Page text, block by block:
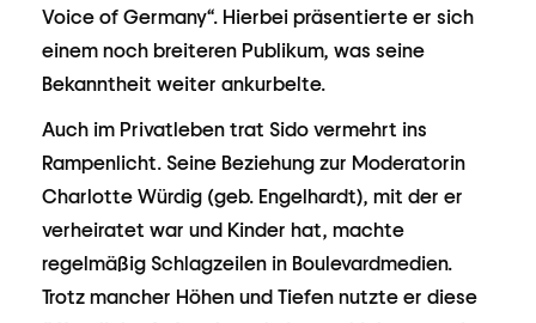
Voice of Germany“. Hierbei präsentierte er sich
einem noch breiteren Publikum, was seine
Bekanntheit weiter ankurbelte.
Auch im Privatleben trat Sido vermehrt ins
Rampenlicht. Seine Beziehung zur Moderatorin
Charlotte Würdig (geb. Engelhardt), mit der er
verheiratet war und Kinder hat, machte
regelmäßig Schlagzeilen in Boulevardmedien.
Trotz mancher Höhen und Tiefen nutzte er diese